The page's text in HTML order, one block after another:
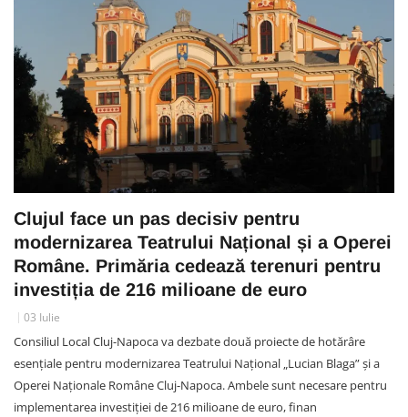
Clujul face un pas decisiv pentru
modernizarea Teatrului Național și a Operei
Române. Primăria cedează terenuri pentru
investiția de 216 milioane de euro
03 Iulie
Consiliul Local Cluj-Napoca va dezbate două proiecte de hotărâre
esențiale pentru modernizarea Teatrului Național „Lucian Blaga” și a
Operei Naționale Române Cluj-Napoca. Ambele sunt necesare pentru
implementarea investiției de 216 milioane de euro, finan